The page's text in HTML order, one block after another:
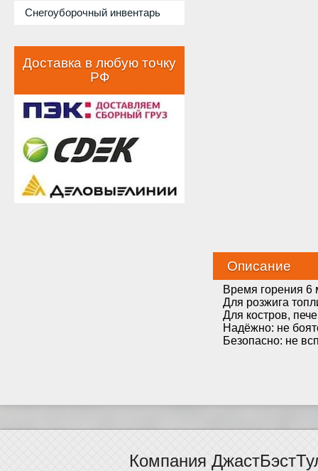
Снегоуборочный инвентарь
Доставка в любую точку
РФ
Описание
Время горения 6
Для розжига
Для костров,
Надёжно: не
Безопасно: не
Компания